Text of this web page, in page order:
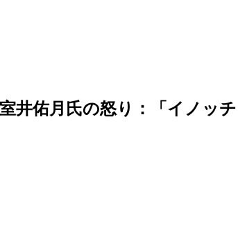
井佑月氏の怒り：「イノッ